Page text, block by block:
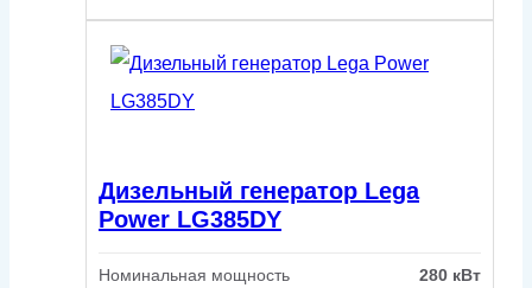
Дизельный генератор Lega
Power LG385DY
Номинальная мощность 280 кВт